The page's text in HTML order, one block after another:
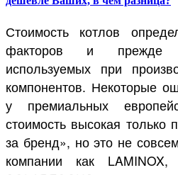
Стоимость котлов
факторов и прежде
используемых при
компонентов. Некоторые
у премиальных
стоимость высокая только
за бренд», но это не
компании как